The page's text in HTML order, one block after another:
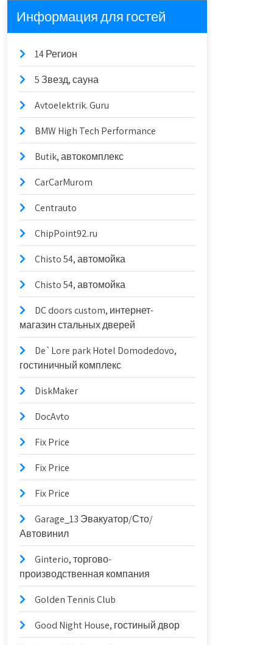
Информация для гостей
14 Регион
5 Звезд, сауна
Avtoelektrik. Guru
BMW High Tech Performance
Butik, автокомплекс
CarCarMurom
Centrauto
ChipPoint92.ru
Chisto 54, автомойка
Chisto 54, автомойка
DC doors custom, интернет-
магазин стальных дверей
De`Lore park Hotel Domodedovo,
гостиничный комплекс
DiskMaker
DocAvto
Fix Price
Fix Price
Fix Price
Garage_13 Эвакуатор/Сто/
Автовинил
Ginterio, торгово-
производственная компания
Golden Tennis Club
Good Night House, гостиный двор